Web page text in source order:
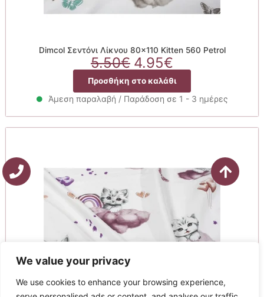
We value your privacy
We use cookies to enhance your browsing experience,
Dimcol Σεντόνι Λίκνου 80×110 Kitten 560 Petrol
5.50€ Original
price
was:
5.50€.
4.95€
τρέχουσα
τιμή
είναι:
4.95€.
Προσθήκη στο καλάθι
Άμεση παραλαβή / Παράδοση σε 1 - 3 ημέρες